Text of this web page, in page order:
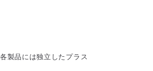
製品には独立したプラス